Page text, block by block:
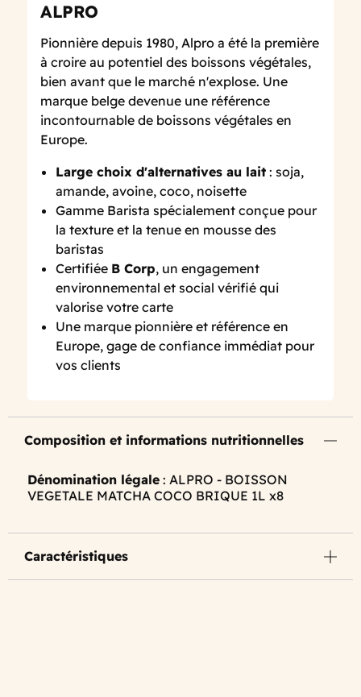
ALPRO
Pionnière depuis 1980, Alpro a été la première
à croire au potentiel des boissons végétales,
bien avant que le marché n'explose. Une
marque belge devenue une référence
incontournable de boissons végétales en
Europe.
Large choix d'alternatives au lait : soja,
amande, avoine, coco, noisette
Gamme Barista spécialement conçue pour
la texture et la tenue en mousse des
baristas
Certifiée B Corp, un engagement
environnemental et social vérifié qui
valorise votre carte
Une marque pionnière et référence en
Europe, gage de confiance immédiat pour
vos clients
Composition et informations nutritionnelles
Dénomination légale : ALPRO - BOISSON
VEGETALE MATCHA COCO BRIQUE 1L x8
Caractéristiques